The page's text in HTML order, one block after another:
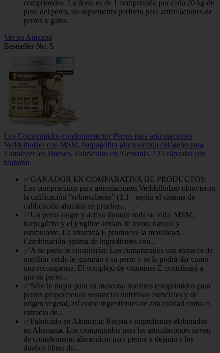
comprimidos. La dosis es de 1 comprimido por cada 20 kg de
peso del perro, un suplemento perfecto para articulaciones de
perros y gatos.
Ver en Amazon
Bestseller No. 5
Los Comprimidos condroprotector Perros para articulaciones
Veddelholzer con MSM, harpagófito glucosamina colágeno para
Fortalecer los Huesos, Fabricadas en Alemania, 125 cápsulas con
hialurón
✅GANADOR EN COMPARATIVA DE PRODUCTOS:
Los comprimidos para articulaciones Veddelholzer obtuvieron
la calificación “sobresaliente” (1,1 - según el sistema de
calificación alemán) en pruebas...
✅Un perro alegre y activo durante toda su vida: MSM,
harpagófito y el jengibre actúan de forma natural y
estimulante. La vitamina E promueve la movilidad.
Combinación óptima de ingredientes con...
✅A su perro le encantarán: Los comprimidos con extracto de
mejillón verde le gustarán a su perro y se lo podrá dar como
una recompensa. El complejo de vitaminas E contribuirá a
que su perro...
✅Sólo lo mejor para su mascota: nuestros comprimidos para
perros proporcionan sustancias nutritivas esenciales y de
origen vegetal, así como ingredientes de alta calidad como el
extracto de...
✅Fabricado en Alemania: Receta e ingredientes elaborados
en Alemania. Los comprimidos para las articulaciones sirven
de complemento alimenticio para perros y dejarán a los
dueños libres de...